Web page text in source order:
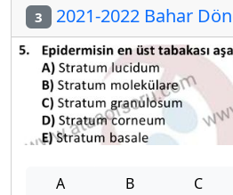
3 2021-2022 Bahar
A B C